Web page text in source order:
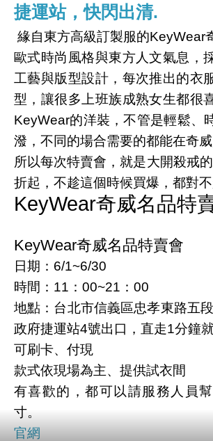
捷運站，快閃出清.
緣自東方高級訂製服的KeyWear
歐式時尚風格與東方人文氣息，
工藝與版型設計，每次推出的衣
型，讓很多上班族成熟女生都很
KeyWear的洋裝，不管是輕鬆、
潑，不同的場合需要的都能在奇威
所以每次特賣會，就是大開殺戒
折起，不趁這個時候買爆，都對
KeyWear奇威名品特
KeyWear奇威名品特賣會
日期：6/1~6/30
時間：11：00~21：00
地點：台北市信義區忠孝東路五
政府捷運站4號出口，直走1分鐘就
可刷卡、付現
款式依現場為主、提供試衣間
有喜歡的，都可以請服務人員
寸。
官網